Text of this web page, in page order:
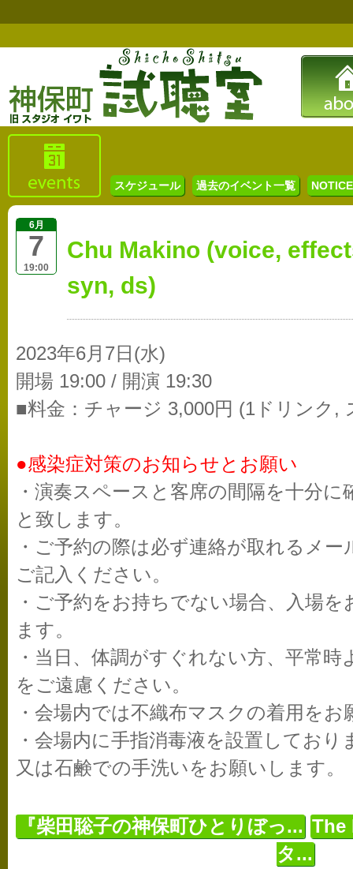
スケジュール 過去のイベント一覧
6月
7
19:00
Chu Makino (voice,
syn, ds)
2023年6月7日(水)
開場 19:00 / 開演 19:30
■料金：チャージ 3,000円 (1ドリンク,
●感染症対策のお知らせとお願い
・演奏スペースと客席の間隔を十分
と致します。
・ご予約の際は必ず連絡が取れるメ
ご記入ください。
・ご予約をお持ちでない場合、入場
ます。
・当日、体調がすぐれない方、平常
をご遠慮ください。
・会場内では不織布マスクの着用をお
・会場内に手指消毒液を設置してお
又は石鹸での手洗いをお願いします。
『柴田聡子の神保町ひとりぼっ... The
タ...